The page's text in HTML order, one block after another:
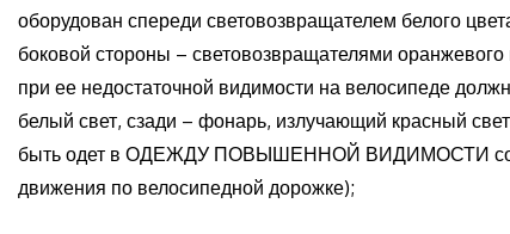
оборудован спереди световозвращателем белого
боковой стороны – световозвращателями
при ее недостаточной видимости на велосипеде
белый свет, сзади – фонарь, излучающий красный
быть одет в ОДЕЖДУ ПОВЫШЕННОЙ ВИДИМОСТИ со
движения по велосипедной дорожке);